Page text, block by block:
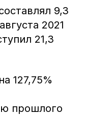
9,3
2021
21,3
127,75%
прошлого